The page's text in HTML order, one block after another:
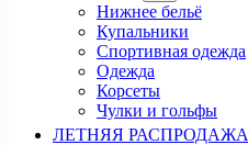
Нижнее бельё
Купальники
Спортивная одежда
Одежда
Корсеты
Чулки и гольфы
ЛЕТНЯЯ РАСПРОДАЖА